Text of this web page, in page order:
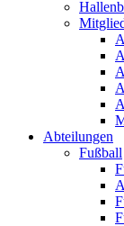
Abteilungen
Fußball